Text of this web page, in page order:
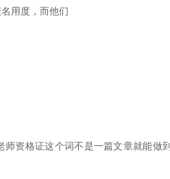
用度，而他们
资格证这个词不是一篇文章就能做